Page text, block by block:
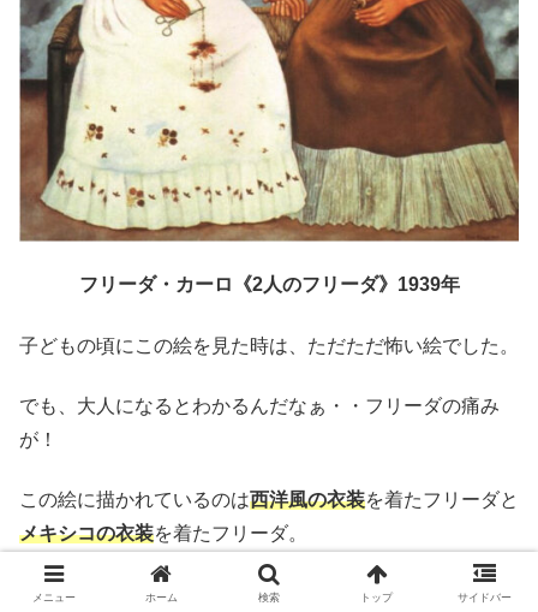
フリーダ・カーロ《2人のフリーダ》1939年
子どもの頃にこの絵を見た時は、ただただ怖い絵でした。
でも、大人になるとわかるんだなぁ・・フリーダの痛み
が！
この絵に描かれているのは西洋風の衣装を着たフリーダと
メキシコの衣装を着たフリーダ。
メキシコは300年もの長きに渡ってスペインに侵略されス
メニュー ホーム 検索 トップ サイドバー